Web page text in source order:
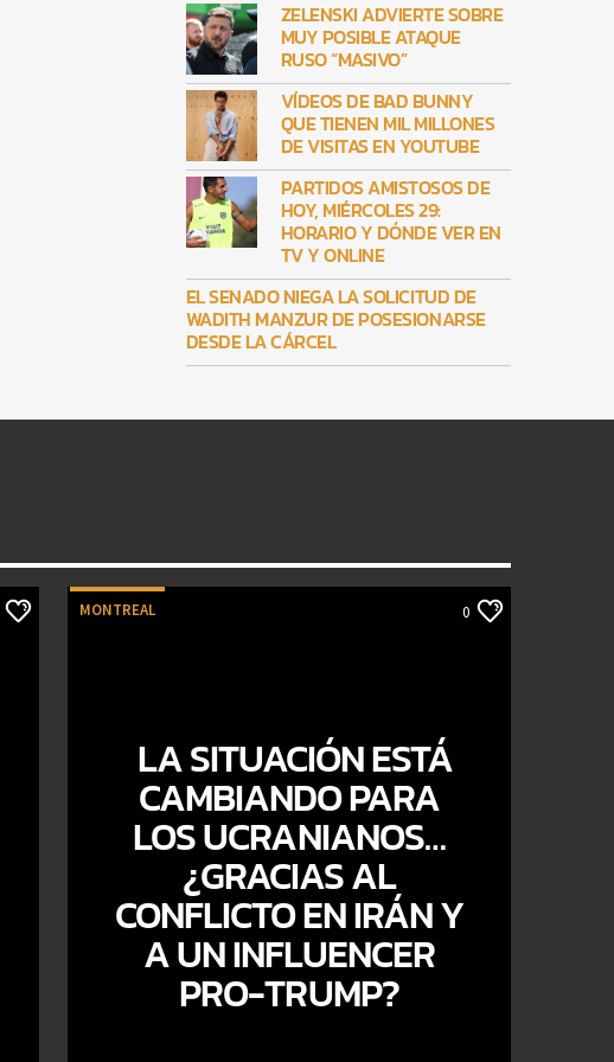
ZELENSKI ADVIERTE SOBRE
MUY POSIBLE ATAQUE
RUSO “MASIVO”
VÍDEOS DE BAD BUNNY
QUE TIENEN MIL MILLONES
DE VISITAS EN YOUTUBE
PARTIDOS AMISTOSOS DE
HOY, MIÉRCOLES 29:
HORARIO Y DÓNDE VER EN
TV Y ONLINE
EL SENADO NIEGA LA SOLICITUD DE
WADITH MANZUR DE POSESIONARSE
DESDE LA CÁRCEL
MONTREAL 0
LA SITUACIÓN ESTÁ
CAMBIANDO PARA
LOS UCRANIANOS…
¿GRACIAS AL
CONFLICTO EN IRÁN Y
A UN INFLUENCER
PRO-TRUMP?